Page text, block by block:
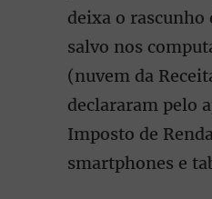
deixa o rascunho
salvo nos
(nuvem da
declararam pelo
Imposto de
smartphones e